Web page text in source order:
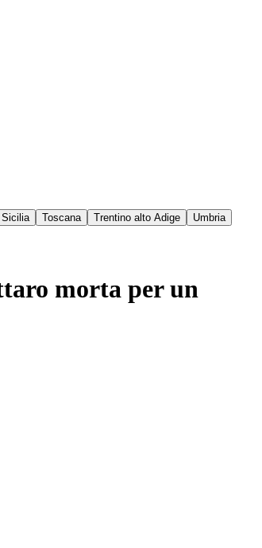
Sicilia Toscana Trentino alto Adige
Umbria
morta per un